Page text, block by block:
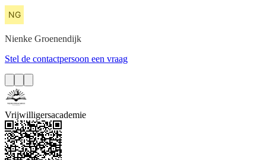
Nienke Groenendijk
Stel de contactpersoon een vraag
Vrijwilligersacademie